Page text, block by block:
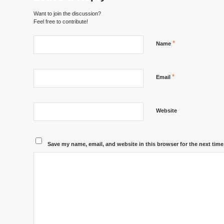
Want to join the discussion?
Feel free to contribute!
Name *
Email *
Website
Save my name, email, and website in this browser for the next